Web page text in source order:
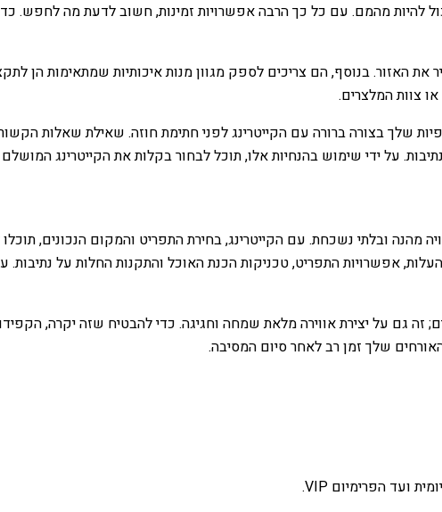
יכול להיות מהמם. עם כל כך הרבה אפשרויות זמינות, חשוב לדעת מה
את האזור. בנוסף, הם צריכים לספק מגוון מנות איכותיות שמתאימות הן
צוות המלצרים.
שלך בצורה ברורה עם הקייטרינג לפני חתימת חוזה. שאילת שאלות
על ידי שימוש בהנחיות אלו, תוכל לבחור בקלות את הקייטרינג
מהנה ובלתי נשכחת. עם הקייטרינג, בחירת התפריט והמקום הנכונים,
אפשרויות התפריט, טכניקות הכנת האוכל והתקנות החלות על
זה גם על יצירת אווירה מלאת שמחה וחגיגה. כדי להבטיח שזה יקרה,
שלך זמן רב לאחר סיום המסיבה.